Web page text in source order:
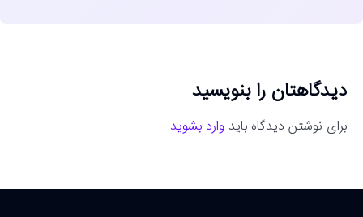
دیدگاهتان را بنویسید
برای نوشتن دیدگاه باید وارد بشوید.